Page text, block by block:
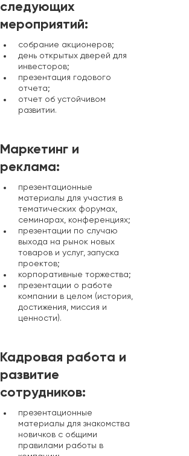
следующих
мероприятий:
собрание акционеров;
день открытых дверей для
инвесторов;
презентация годового
отчета;
отчет об устойчивом
развитии.
Маркетинг и
реклама:
презентационные
материалы для участия в
тематических форумах,
семинарах, конференциях;
презентации по случаю
выхода на рынок новых
товаров и услуг, запуска
проектов;
корпоративные торжества;
презентации о работе
компании в целом (история,
достижения, миссия и
ценности).
Кадровая работа и
развитие
сотрудников:
презентационные
материалы для знакомства
новичков с общими
правилами работы в